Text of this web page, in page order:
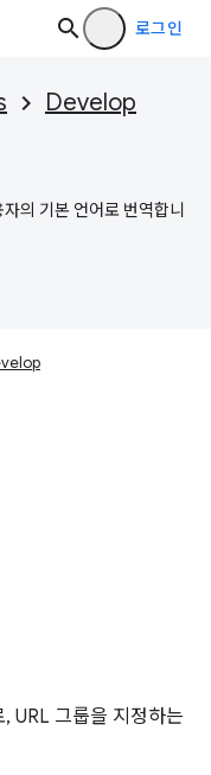
로그인
Develop
의 기본 언어로 번역합니
URL 그룹을 지정하는